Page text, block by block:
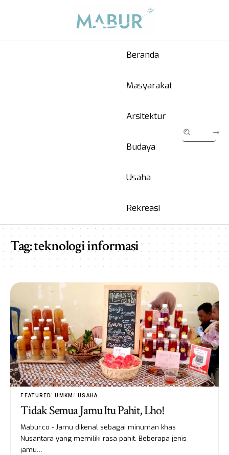
Beranda
Masyarakat
Arsitektur
Budaya
Usaha
Rekreasi
Tag:teknologi informasi
FEATURED UMKM USAHA
Tidak Semua Jamu Itu Pahit, Lho!
Mabur.co - Jamu dikenal sebagai minuman khas
Nusantara yang memiliki rasa pahit. Beberapa jenis
jamu…